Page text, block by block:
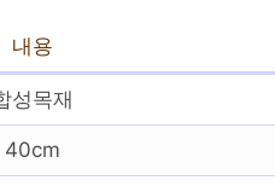
내용
성목재
40cm